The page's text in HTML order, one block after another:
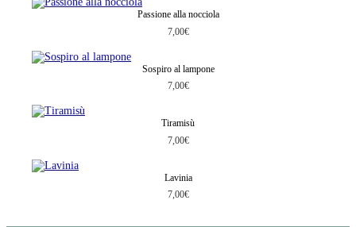
t
Passione alla nocciola
7,00€
Sospiro al lampone
7,00€
Tiramisù
7,00€
Lavinia
7,00€